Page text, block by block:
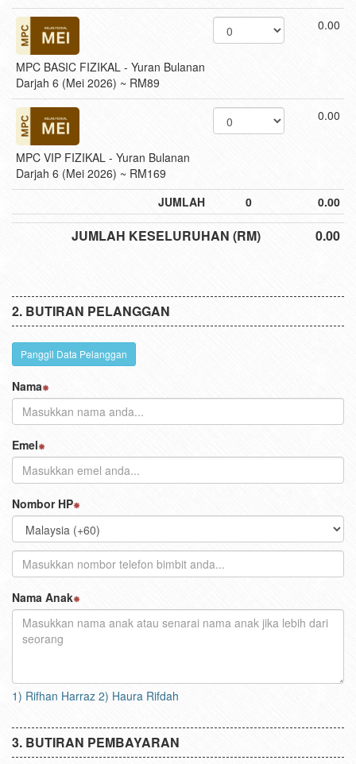
MPC BASIC FIZIKAL - Yuran Bulanan
Darjah 6 (Mei 2026) ~ RM89
0.00
MPC VIP FIZIKAL - Yuran Bulanan
Darjah 6 (Mei 2026) ~ RM169
0.00
JUMLAH 0 0.00
JUMLAH KESELURUHAN (RM) 0.00
BUTIRAN PELANGGAN
Panggil Data Pelanggan
Nama
Emel
Nombor HP
Nama Anak
1) Rifhan Harraz 2) Haura Rifdah
BUTIRAN PEMBAYARAN